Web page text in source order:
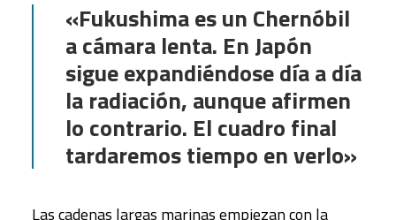
«Fukushima es un Chernóbil
a cámara lenta. En Japón
sigue expandiéndose día a día
la radiación, aunque afirmen
lo contrario. El cuadro final
tardaremos tiempo en verlo»
Las cadenas largas marinas empiezan con la